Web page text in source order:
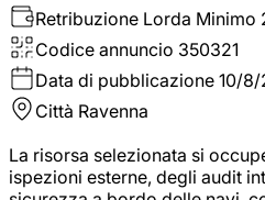
Retribuzione Lorda Minimo
Codice annuncio 350321
Data di pubblicazione 10/
Città Ravenna
La risorsa selezionata si
ispezioni esterne, degli audit